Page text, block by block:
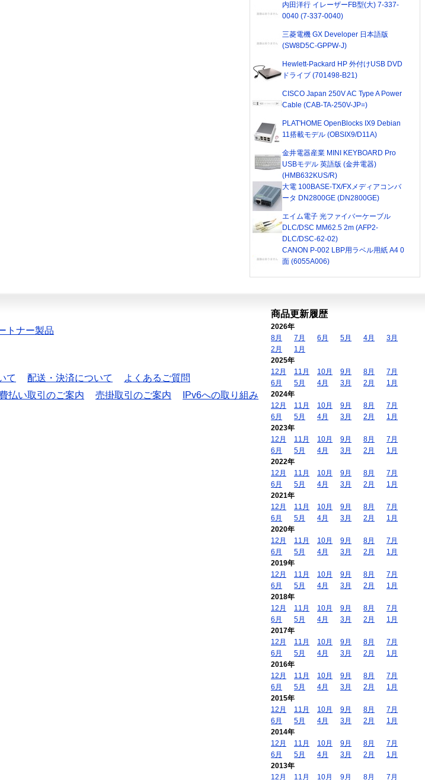
内田洋行 イレーザーFB型(大) 7-337-
0040 (7-337-0040)
三菱電機 GX Developer 日本語版
(SW8D5C-GPPW-J)
Hewlett-Packard HP 外付けUSB DVD
ドライブ (701498-B21)
CISCO Japan 250V AC Type A Power
Cable (CAB-TA-250V-JP=)
PLAT'HOME OpenBlocks IX9 Debian
11搭載モデル (OBSIX9/D11A)
金井電器産業 MINI KEYBOARD Pro
USBモデル 英語版 (金井電器)
(HMB632KUS/R)
大電 100BASE-TX/FXメディアコンバ
ータ DN2800GE (DN2800GE)
エイム電子 光ファイバーケーブル
DLC/DSC MM62.5 2m (AFP2-
DLC/DSC-62-02)
CANON P-002 LBP用ラベル用紙 A4 0
面 (6055A006)
トナー製品
て 配送・決済について
よくあるご質問
払い取引のご案内 売掛取引のご案内
IPv6への取り組み
商品更新履歴
2026年
8月
7月 6月 5月 4月
3月
2月
1月
2025年
12月
11月 10月 9月 8月
7月
6月
5月 4月 3月 2月
1月
2024年
12月
11月 10月 9月 8月
7月
6月
5月 4月 3月 2月
1月
2023年
12月
11月 10月 9月 8月
7月
6月
5月 4月 3月 2月
1月
2022年
12月
11月 10月 9月 8月
7月
6月
5月 4月 3月 2月
1月
2021年
12月
11月 10月 9月 8月
7月
6月
5月 4月 3月 2月
1月
2020年
12月
11月 10月 9月 8月
7月
6月
5月 4月 3月 2月
1月
2019年
12月
11月 10月 9月 8月
7月
6月
5月 4月 3月 2月
1月
2018年
12月
11月 10月 9月 8月
7月
6月
5月 4月 3月 2月
1月
2017年
12月
11月 10月 9月 8月
7月
6月
5月 4月 3月 2月
1月
2016年
12月
11月 10月 9月 8月
7月
6月
5月 4月 3月 2月
1月
2015年
12月
11月 10月 9月 8月
7月
6月
5月 4月 3月 2月
1月
2014年
12月
11月 10月 9月 8月
7月
6月
5月 4月 3月 2月
1月
2013年
12月
11月 10月 9月 8月 7月